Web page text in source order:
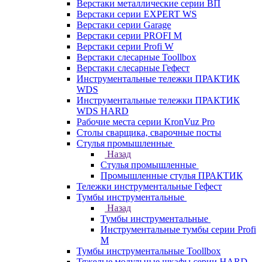
Верстаки металлические серии ВП
Верстаки серии EXPERT WS
Верстаки серии Garage
Верстаки серии PROFI M
Верстаки серии Profi W
Верстаки слесарные Toollbox
Верстаки слесарные Гефест
Инструментальные тележки ПРАКТИК
WDS
Инструментальные тележки ПРАКТИК
WDS HARD
Рабочие места серии KronVuz Pro
Столы сварщика, сварочные посты
Стулья промышленные
Назад
Стулья промышленные
Промышленные стулья ПРАКТИК
Тележки инструментальные Гефест
Тумбы инструментальные
Назад
Тумбы инструментальные
Инструментальные тумбы серии Profi
M
Тумбы инструментальные Toollbox